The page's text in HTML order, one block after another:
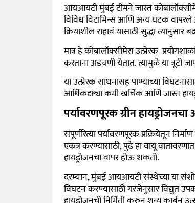
आयआयटी मुंबई टीमने जास्त
विविध विटामिन्स आणि अन्य घटक वापरले
क्रियाशील राहावं यासाठी सुद्धा
मात्र हेकोबालॉक्सीमेस उत्प्रेरक
करताना अडचणी येतात. त्यामुळे या
या उत्प्रेरक साधनासह पाण्याच्या
आर्थिकदृष्ट्या कमी खर्चिक आणि जास्त
पर्यावरणपूरक ग्रीन हायड्रोजनचा
संपूर्णरित्या पर्यावरणपूरक प्रक्रियेतून
एकत्र करण्यासाठी, पुढे हा वायू
हायड्रोजनचा वापर होऊ शकतो.
दरम्यान, मुंबई आयआयटी संस्थेच्या या
विघटन करण्यासाठी गरजेनुसार विद्युत